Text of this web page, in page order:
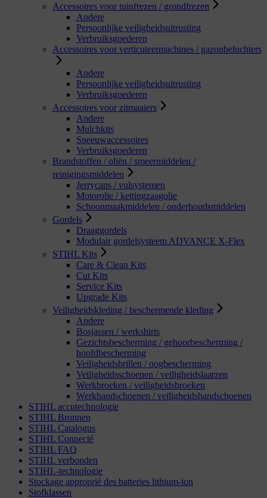
Accessoires voor tuinfrezen / grondfrezen
Andere
Persoonlijke veiligheidsuitrusting
Verbruiksgoederen
Accessoires voor verticuteermachines / gazonbeluchters
Andere
Persoonlijke veiligheidsuitrusting
Verbruiksgoederen
Accessoires voor zitmaaiers
Andere
Mulchkits
Sneeuwaccessoires
Verbruiksgoederen
Brandstoffen / oliën / smeermiddelen /
reinigingsmiddelen
Jerrycans / vulsystemen
Motorolie / kettingzaagolie
Schoonmaakmiddelen / onderhoudsmiddelen
Gordels
Draaggordels
Modulair gordelsysteem ADVANCE X-Flex
STIHL Kits
Care & Clean Kits
Cut Kits
Service Kits
Upgrade Kits
Veiligheidskleding / beschermende kleding
Andere
Bosjassen / werkshirts
Gezichtsbescherming / gehoorbescherming /
hoofdbescherming
Veiligheidsbrillen / oogbescherming
Veiligheidsschoenen / veiligheidslaarzen
Werkbroeken / veiligheidsbroeken
Werkhandschoenen / veiligheidshandschoenen
STIHL accutechnologie
STIHL Bronnen
STIHL Catalogus
STIHL Connecté
STIHL FAQ
STIHL verbonden
STIHL-technologie
Stockage approprié des batteries lithium-ion
Stofklassen